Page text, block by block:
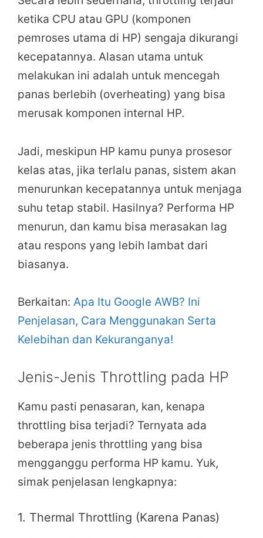
ketika CPU atau GPU (komponen
pemroses utama di HP) sengaja dikurangi
kecepatannya. Alasan utama untuk
melakukan ini adalah untuk mencegah
panas berlebih (overheating) yang bisa
merusak komponen internal HP.
Jadi, meskipun HP kamu punya prosesor
kelas atas, jika terlalu panas, sistem akan
menurunkan kecepatannya untuk menjaga
suhu tetap stabil. Hasilnya? Performa HP
menurun, dan kamu bisa merasakan lag
atau respons yang lebih lambat dari
biasanya.
Berkaitan: Apa Itu Google AWB? Ini
Penjelasan, Cara Menggunakan Serta
Kelebihan dan Kekuranganya!
Jenis-Jenis Throttling pada HP
Kamu pasti penasaran, kan, kenapa
throttling bisa terjadi? Ternyata ada
beberapa jenis throttling yang bisa
mengganggu performa HP kamu. Yuk,
simak penjelasan lengkapnya:
1. Thermal Throttling (Karena Panas)